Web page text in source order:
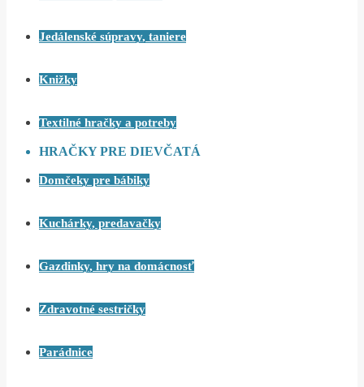
Jedálenské súpravy, taniere
Knižky
Textilné hračky a potreby
HRAČKY PRE DIEVČATÁ
Domčeky pre bábiky
Kuchárky, predavačky
Gazdinky, hry na domácnosť
Zdravotné sestričky
Parádnice